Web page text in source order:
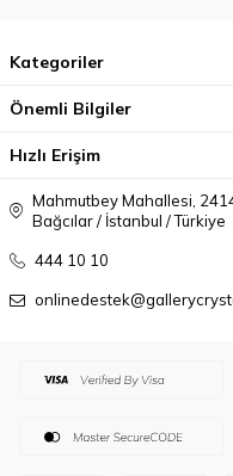
Kategoriler
Önemli Bilgiler
Hızlı Erişim
Mahmutbey Mahallesi,
Bağcılar / İstanbul / Türkiye
444 10 10